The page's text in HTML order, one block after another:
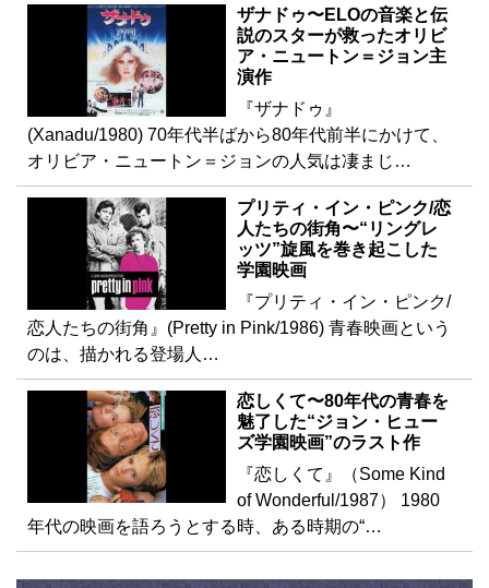
ザナドゥ〜ELOの音楽と伝
説のスターが救ったオリビ
ア・ニュートン＝ジョン主
演作
『ザナドゥ』
(Xanadu/1980) 70年代半ばから80年代前半にかけて、
オリビア・ニュートン＝ジョンの人気は凄まじ…
プリティ・イン・ピンク/恋
人たちの街角〜“リングレ
ッツ”旋風を巻き起こした
学園映画
『プリティ・イン・ピンク/
恋人たちの街角』(Pretty in Pink/1986) 青春映画という
のは、描かれる登場人…
恋しくて〜80年代の青春を
魅了した“ジョン・ヒュー
ズ学園映画”のラスト作
『恋しくて』（Some Kind
of Wonderful/1987） 1980
年代の映画を語ろうとする時、ある時期の“…